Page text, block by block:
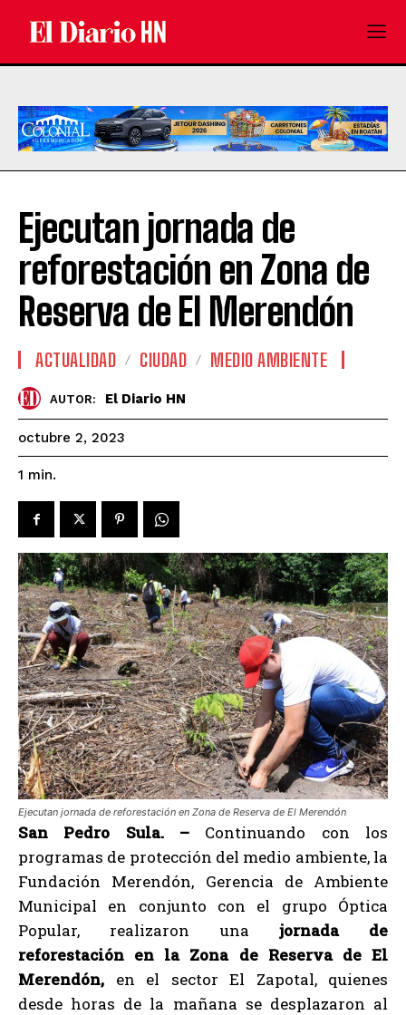
Ejecutan jornada de
reforestación en Zona de
Reserva de El Merendón
ACTUALIDAD CIUDAD MEDIO AMBIENTE
AUTOR: El Diario HN
octubre 2, 2023
1 min.
Ejecutan jornada de reforestación en Zona de Reserva de El Merendón
San Pedro Sula. – Continuando con los
programas de protección del medio ambiente, la
Fundación Merendón, Gerencia de Ambiente
Municipal en conjunto con el grupo Óptica
Popular, realizaron una jornada de
reforestación en la Zona de Reserva de El
Merendón, en el sector El Zapotal, quienes
desde horas de la mañana se desplazaron al